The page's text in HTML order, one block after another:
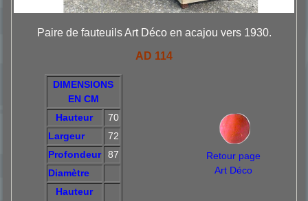
Paire de fauteuils Art Déco en acajou vers 1930.
AD 114
DIMENSIONS
EN CM
Hauteur
70
Largeur
72
Profondeur
87
Diamètre
Hauteur
Retour page
Art Déco